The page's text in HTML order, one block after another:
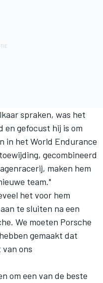
spraken, was het
en gefocust hij is om
in het World Endurance
gecombineerd
maken hem
team."
het voor hem
te sluiten na een
We moeten Porsche
gemaakt dat
ons
om een van de beste